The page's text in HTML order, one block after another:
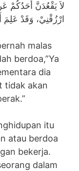
لاَ يَقْعُدَنَّ أَحَدُكُمْ
ارْزُقْنِيْ، وَقَدْ عَلِمَ
malas
berdoa,”Ya
dia
tidak akan
itu
atau berdoa
bekerja.
dalam